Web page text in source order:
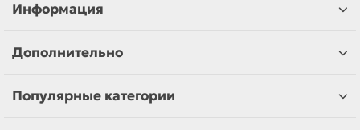
Информация
Дополнительно
Популярные категории